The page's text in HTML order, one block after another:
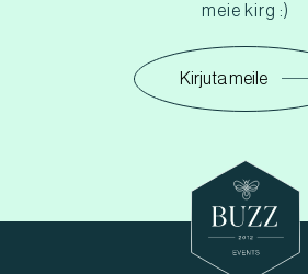
meie kirg :)
Kirjuta meile